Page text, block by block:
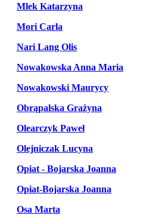
Mlek Katarzyna
Mori Carla
Nari Lang Olis
Nowakowska Anna Maria
Nowakowski Maurycy
Obrąpalska Grażyna
Olearczyk Paweł
Olejniczak Lucyna
Opiat - Bojarska Joanna
Opiat-Bojarska Joanna
Osa Marta